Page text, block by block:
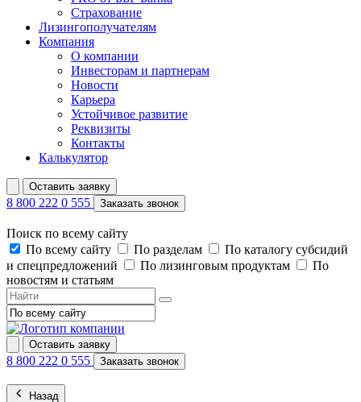
Страхование
Лизингополучателям
Компания
О компании
Инвесторам и партнерам
Новости
Карьера
Устойчивое развитие
Реквизиты
Контакты
Калькулятор
Оставить заявку
8 800 222 0 555 Заказать звонок
Поиск по всему сайту
По всему сайту
По разделам
По каталогу субсидий
и спецпредложений
По лизинговым продуктам
По
новостям и статьям
Оставить заявку
8 800 222 0 555 Заказать звонок
Назад